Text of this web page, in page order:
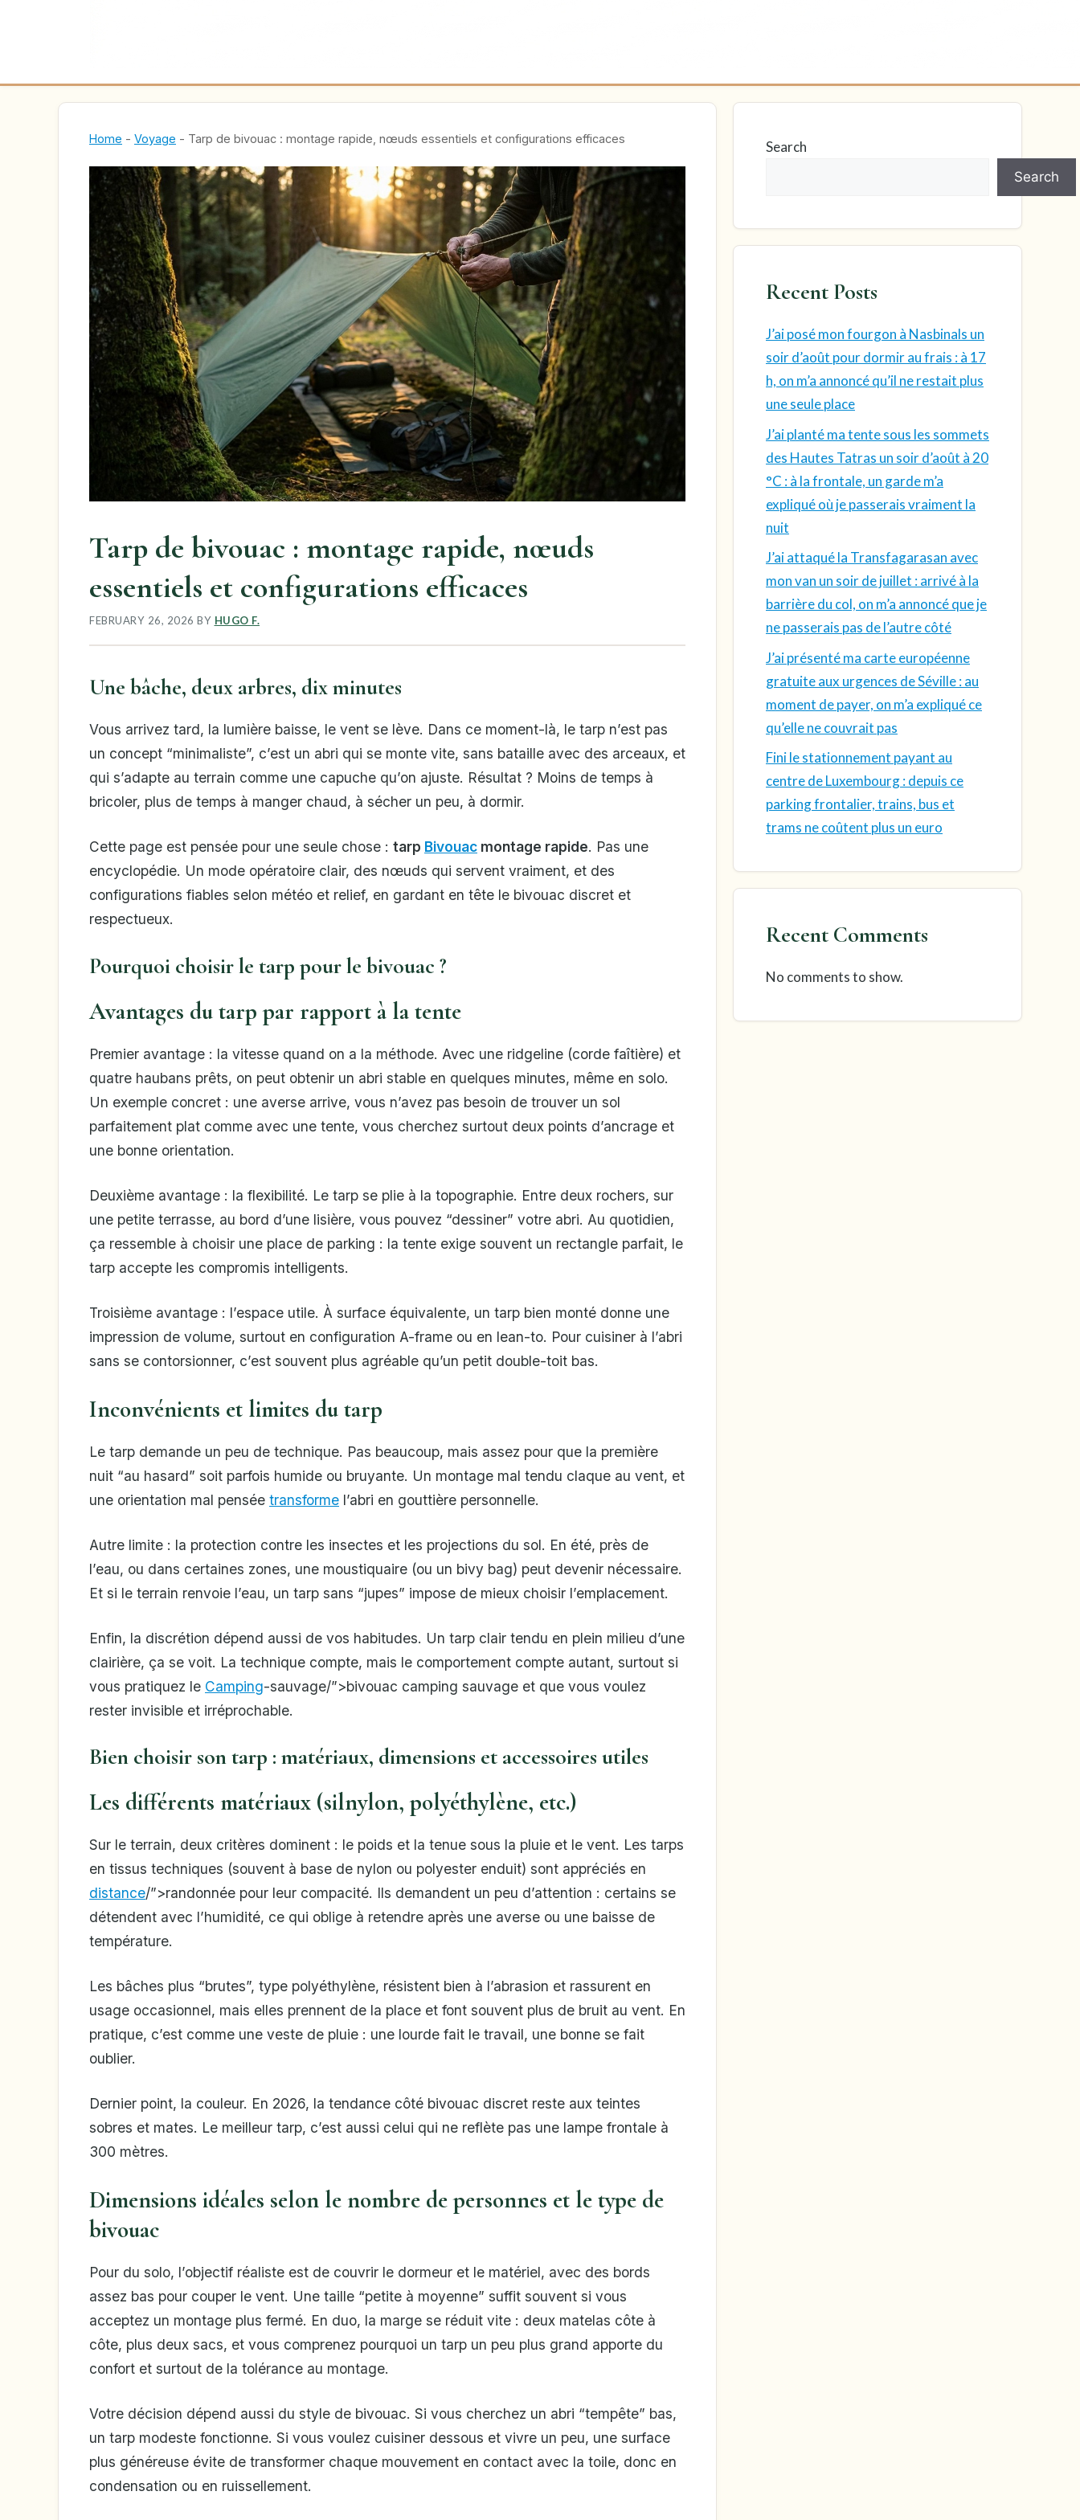
Home - Voyage - Tarp de bivouac : montage rapide, nœuds essentiels et configurations efficaces
Tarp de bivouac : montage rapide, nœuds
essentiels et configurations efficaces
FEBRUARY 26, 2026 BY HUGO F.
Une bâche, deux arbres, dix minutes
Vous arrivez tard, la lumière baisse, le vent se lève. Dans ce moment-là, le tarp n’est pas
un concept “minimaliste”, c’est un abri qui se monte vite, sans bataille avec des arceaux, et
qui s’adapte au terrain comme une capuche qu’on ajuste. Résultat ? Moins de temps à
bricoler, plus de temps à manger chaud, à sécher un peu, à dormir.
Cette page est pensée pour une seule chose : tarp Bivouac montage rapide. Pas une
encyclopédie. Un mode opératoire clair, des nœuds qui servent vraiment, et des
configurations fiables selon météo et relief, en gardant en tête le bivouac discret et
respectueux.
Pourquoi choisir le tarp pour le bivouac ?
Avantages du tarp par rapport à la tente
Premier avantage : la vitesse quand on a la méthode. Avec une ridgeline (corde faîtière) et
quatre haubans prêts, on peut obtenir un abri stable en quelques minutes, même en solo.
Un exemple concret : une averse arrive, vous n’avez pas besoin de trouver un sol
parfaitement plat comme avec une tente, vous cherchez surtout deux points d’ancrage et
une bonne orientation.
Deuxième avantage : la flexibilité. Le tarp se plie à la topographie. Entre deux rochers, sur
une petite terrasse, au bord d’une lisière, vous pouvez “dessiner” votre abri. Au quotidien,
ça ressemble à choisir une place de parking : la tente exige souvent un rectangle parfait, le
tarp accepte les compromis intelligents.
Troisième avantage : l’espace utile. À surface équivalente, un tarp bien monté donne une
impression de volume, surtout en configuration A-frame ou en lean-to. Pour cuisiner à l’abri
sans se contorsionner, c’est souvent plus agréable qu’un petit double-toit bas.
Inconvénients et limites du tarp
Le tarp demande un peu de technique. Pas beaucoup, mais assez pour que la première
nuit “au hasard” soit parfois humide ou bruyante. Un montage mal tendu claque au vent, et
une orientation mal pensée transforme l’abri en gouttière personnelle.
Autre limite : la protection contre les insectes et les projections du sol. En été, près de
l’eau, ou dans certaines zones, une moustiquaire (ou un bivy bag) peut devenir nécessaire.
Et si le terrain renvoie l’eau, un tarp sans “jupes” impose de mieux choisir l’emplacement.
Enfin, la discrétion dépend aussi de vos habitudes. Un tarp clair tendu en plein milieu d’une
clairière, ça se voit. La technique compte, mais le comportement compte autant, surtout si
vous pratiquez le Camping-sauvage/”>bivouac camping sauvage et que vous voulez
rester invisible et irréprochable.
Bien choisir son tarp : matériaux, dimensions et accessoires utiles
Les différents matériaux (silnylon, polyéthylène, etc.)
Sur le terrain, deux critères dominent : le poids et la tenue sous la pluie et le vent. Les tarps
en tissus techniques (souvent à base de nylon ou polyester enduit) sont appréciés en
distance/”>randonnée pour leur compacité. Ils demandent un peu d’attention : certains se
détendent avec l’humidité, ce qui oblige à retendre après une averse ou une baisse de
température.
Les bâches plus “brutes”, type polyéthylène, résistent bien à l’abrasion et rassurent en
usage occasionnel, mais elles prennent de la place et font souvent plus de bruit au vent. En
pratique, c’est comme une veste de pluie : une lourde fait le travail, une bonne se fait
oublier.
Dernier point, la couleur. En 2026, la tendance côté bivouac discret reste aux teintes
sobres et mates. Le meilleur tarp, c’est aussi celui qui ne reflète pas une lampe frontale à
300 mètres.
Dimensions idéales selon le nombre de personnes et le type de
bivouac
Pour du solo, l’objectif réaliste est de couvrir le dormeur et le matériel, avec des bords
assez bas pour couper le vent. Une taille “petite à moyenne” suffit souvent si vous
acceptez un montage plus fermé. En duo, la marge se réduit vite : deux matelas côte à
côte, plus deux sacs, et vous comprenez pourquoi un tarp un peu plus grand apporte du
confort et surtout de la tolérance au montage.
Votre décision dépend aussi du style de bivouac. Si vous cherchez un abri “tempête” bas,
un tarp modeste fonctionne. Si vous voulez cuisiner dessous et vivre un peu, une surface
plus généreuse évite de transformer chaque mouvement en contact avec la toile, donc en
condensation ou en ruissellement.
Search
Search
Recent Posts
J’ai posé mon fourgon à Nasbinals un
soir d’août pour dormir au frais : à 17
h, on m’a annoncé qu’il ne restait plus
une seule place
J’ai planté ma tente sous les sommets
des Hautes Tatras un soir d’août à 20
°C : à la frontale, un garde m’a
expliqué où je passerais vraiment la
nuit
J’ai attaqué la Transfagarasan avec
mon van un soir de juillet : arrivé à la
barrière du col, on m’a annoncé que je
ne passerais pas de l’autre côté
J’ai présenté ma carte européenne
gratuite aux urgences de Séville : au
moment de payer, on m’a expliqué ce
qu’elle ne couvrait pas
Fini le stationnement payant au
centre de Luxembourg : depuis ce
parking frontalier, trains, bus et
trams ne coûtent plus un euro
Recent Comments
No comments to show.